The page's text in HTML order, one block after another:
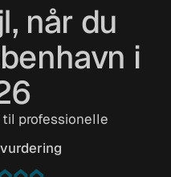
når du
i
professionelle